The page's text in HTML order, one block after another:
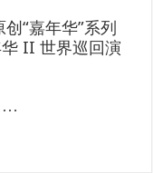
“嘉年华”系列
II 世界巡回演